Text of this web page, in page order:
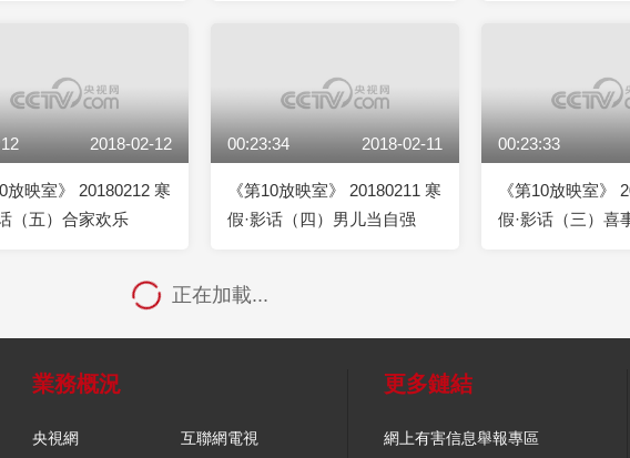
2018-02-12
放映室》 20180212 寒
（五）合家欢乐
00:23:34 2018-02-11
《第10放映室》 20180211 寒
假·影话（四）男儿当自强
00:23:33
《第10放映室》
假·影话（三）喜
正在加載...
業務概況
央視網 互聯網電視
更多鏈結
網上有害信息舉報專區